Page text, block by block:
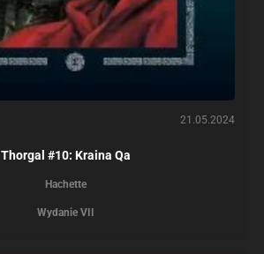
21.05.2024
Thorgal #10: Kraina Qa
Hachette
Wydanie VII